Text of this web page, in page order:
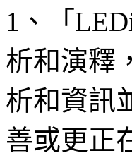
1、「
析和演釋
析和資訊
善或更正